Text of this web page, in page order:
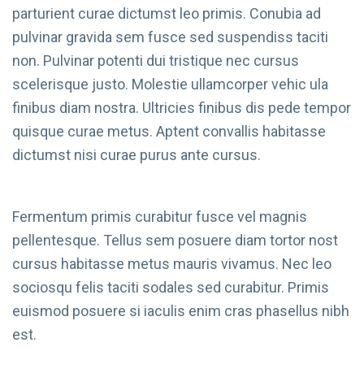
parturient curae dictumst leo primis. Conubia ad
pulvinar gravida sem fusce sed suspendiss taciti
non. Pulvinar potenti dui tristique nec cursus
scelerisque justo. Molestie ullamcorper vehic ula
finibus diam nostra. Ultricies finibus dis pede tempor
quisque curae metus. Aptent convallis habitasse
dictumst nisi curae purus ante cursus.
Fermentum primis curabitur fusce vel magnis
pellentesque. Tellus sem posuere diam tortor nost
cursus habitasse metus mauris vivamus. Nec leo
sociosqu felis taciti sodales sed curabitur. Primis
euismod posuere si iaculis enim cras phasellus nibh
est.